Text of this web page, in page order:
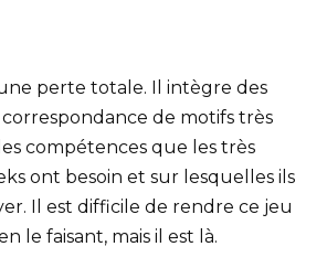
une perte totale. Il intègre des
de motifs très
compétences que les très
ont besoin et sur lesquelles ils
Il est difficile de rendre ce jeu
le faisant, mais il est là.